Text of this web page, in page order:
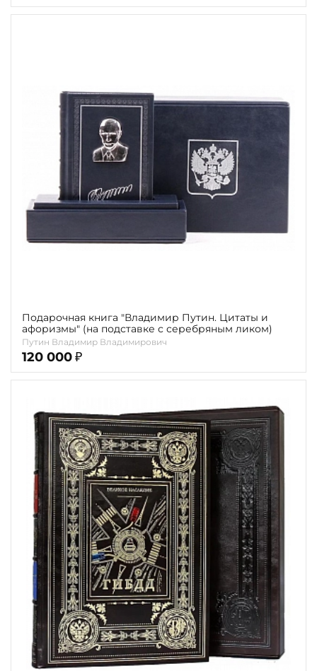
Подарочная книга "Владимир Путин. Цитаты и
афоризмы" (на подставке с серебряным ликом)
Путин Владимир Владимирович
120 000 ₽